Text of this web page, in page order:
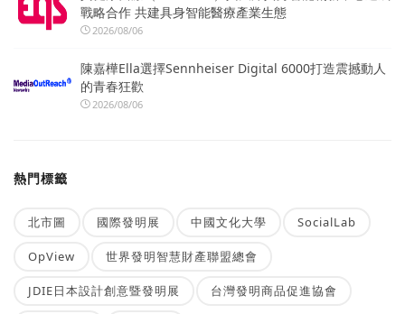
戰略合作 共建具身智能醫療產業生態
2026/08/06
陳嘉樺Ella選擇Sennheiser Digital 6000打造震撼動人
的青春狂歡
2026/08/06
熱門標籤
北市圖 國際發明展 中國文化大學 SocialLab
OpView 世界發明智慧財產聯盟總會
JDIE日本設計創意暨發明展 台灣發明商品促進協會